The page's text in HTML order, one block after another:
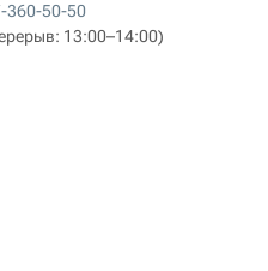
360-50-50
13:00–14:00)